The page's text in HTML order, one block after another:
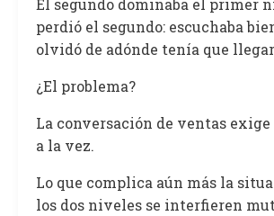
El segundo dominaba el primer
perdió el segundo: escuchaba
olvidó de adónde tenía que
¿El problema?
La conversación de ventas exige
a la vez.
Lo que complica aún más la
los dos niveles se interfieren